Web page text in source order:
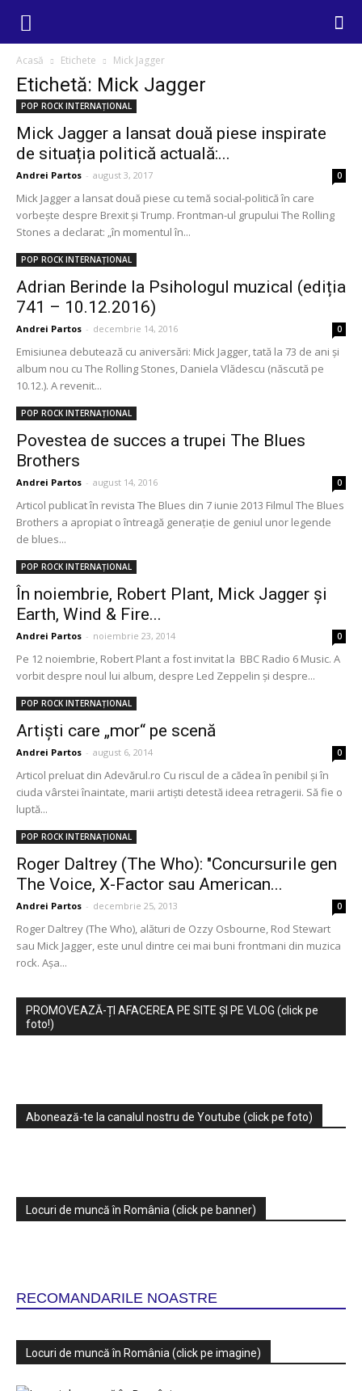
Acasă Etichete Mick Jagger
Etichetă: Mick Jagger
POP ROCK INTERNAȚIONAL
Mick Jagger a lansat două piese inspirate
de situația politică actuală:...
Andrei Partos - august 3, 2017 0
Mick Jagger a lansat două piese cu temă social-politică în care
vorbește despre Brexit și Trump. Frontman-ul grupului The Rolling
Stones a declarat: „în momentul în...
POP ROCK INTERNAȚIONAL
Adrian Berinde la Psihologul muzical (ediția
741 – 10.12.2016)
Andrei Partos - decembrie 14, 2016 0
Emisiunea debutează cu aniversări: Mick Jagger, tată la 73 de ani și
album nou cu The Rolling Stones, Daniela Vlădescu (născută pe
10.12.). A revenit...
POP ROCK INTERNAȚIONAL
Povestea de succes a trupei The Blues
Brothers
Andrei Partos - august 14, 2016 0
Articol publicat în revista The Blues din 7 iunie 2013 Filmul The Blues
Brothers a apropiat o întreagă generație de geniul unor legende
de blues...
POP ROCK INTERNAȚIONAL
În noiembrie, Robert Plant, Mick Jagger și
Earth, Wind & Fire...
Andrei Partos - noiembrie 23, 2014 0
Pe 12 noiembrie, Robert Plant a fost invitat la BBC Radio 6 Music. A
vorbit despre noul lui album, despre Led Zeppelin și despre...
POP ROCK INTERNAȚIONAL
Artişti care „mor“ pe scenă
Andrei Partos - august 6, 2014 0
Articol preluat din Adevărul.ro Cu riscul de a cădea în penibil şi în
ciuda vârstei înaintate, marii artişti detestă ideea retragerii. Să fie o
luptă...
POP ROCK INTERNAȚIONAL
Roger Daltrey (The Who): "Concursurile gen
The Voice, X-Factor sau American...
Andrei Partos - decembrie 25, 2013 0
Roger Daltrey (The Who), alături de Ozzy Osbourne, Rod Stewart
sau Mick Jagger, este unul dintre cei mai buni frontmani din muzica
rock. Așa...
PROMOVEAZĂ-ȚI AFACEREA PE SITE ȘI PE VLOG (click pe
foto!)
Abonează-te la canalul nostru de Youtube (click pe foto)
Locuri de muncă în România (click pe banner)
RECOMANDARILE NOASTRE
Locuri de muncă în România (click pe imagine)